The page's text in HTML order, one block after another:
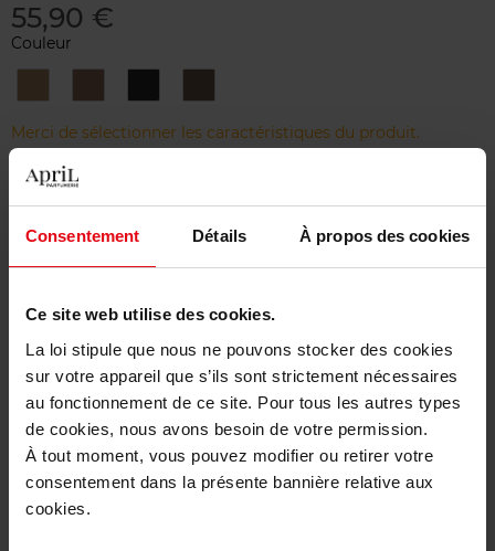
Consentement Détails À propos des cookies
Ce site web utilise des cookies.
La loi stipule que nous ne pouvons stocker des cookies
sur votre appareil que s’ils sont strictement nécessaires
au fonctionnement de ce site. Pour tous les autres types
de cookies, nous avons besoin de votre permission.
À tout moment, vous pouvez modifier ou retirer votre
consentement dans la présente bannière relative aux
cookies.
55,90 €
Couleur
Blond ChâtainBrun
Cappuccino
Merci de sélectionner les caractéristiques du produit.
Ajouter
Livraison gratuite à partir de 50€
Retour gratuit dans votre magasin
Description
Caractéristiques